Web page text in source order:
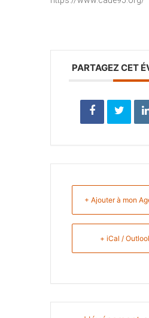
PARTAGEZ CET
+ Ajouter à mon
+ iCal /